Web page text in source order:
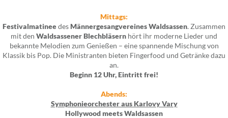
Mittags:
FestivalmatineedesMännergesangvereines Waldsassen. Zusammen
mit den Waldsassener Blechbläsern hört ihr moderne Lieder und
bekannte Melodien zum Genießen – eine spannende Mischung von
Klassik bis Pop. Die Ministranten bieten Fingerfood und Getränke dazu
an.
Beginn 12 Uhr, Eintritt frei!
Abends:
Symphonieorchester aus Karlovy Vary
Hollywood meets Waldsassen